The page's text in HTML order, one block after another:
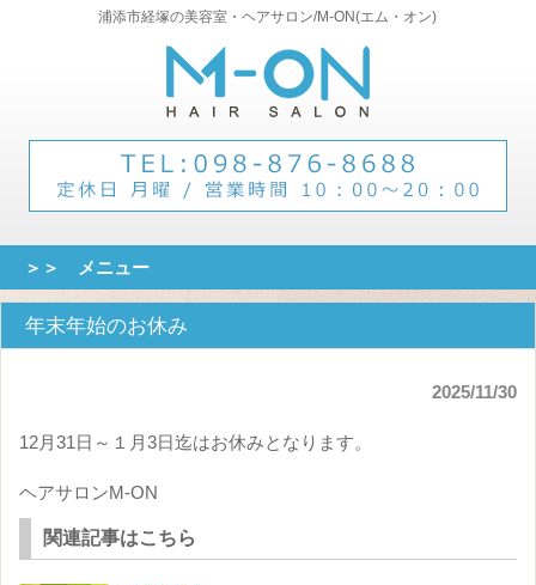
浦添市経塚の美容室・ヘアサロン/M-ON(エム・オン)
＞＞ メニュー
年末年始のお休み
2025/11/30
12月31日～１月3日迄はお休みとなります。
ヘアサロンM-ON
関連記事はこちら